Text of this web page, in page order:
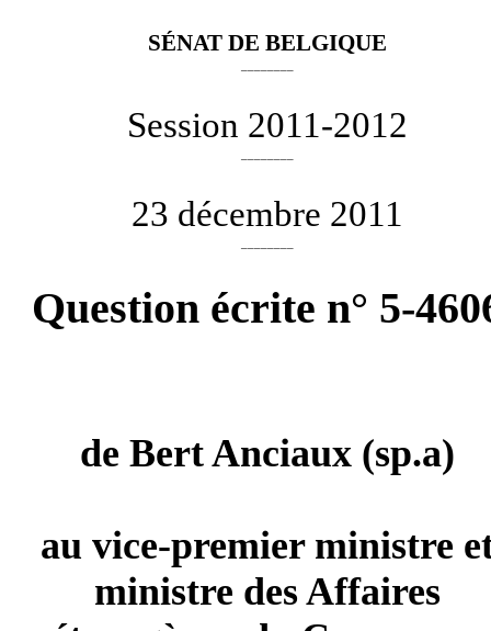
SÉNAT DE BELGIQUE
Session 2011-2012
23 décembre 2011
Question écrite n° 5-
deBert Anciaux (sp.a)
au vice-premier ministre
ministre des Affaires